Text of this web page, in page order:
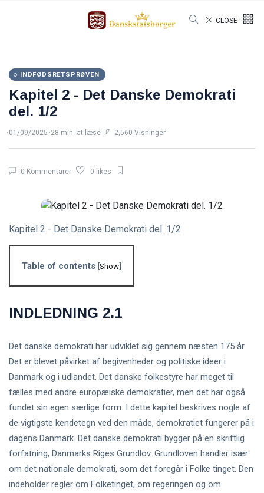
CLOSE
INDFØDSRETSPRØVEN
Kapitel 2 - Det Danske Demokrati
del. 1/2
01/09/2025 28 min. at læse 2,560 Visninger
0 Kommentarer 0 likes
Kapitel 2 - Det Danske Demokrati del. 1/2
Table of contents [Show]
INDLEDNING 2.1
Det danske demokrati har udviklet sig gennem næsten 175 år.
Det er blevet påvirket af begivenheder og politiske ideer i
Danmark og i udlandet. Det danske folkestyre har meget til
fælles med andre europæiske demokratier, men det har også
fundet sin egen særlige form. I dette kapitel beskrives nogle af
de vigtigste kendetegn ved den måde, demokratiet fungerer på i
dagens Danmark. Det danske demokrati bygger på en skriftlig
forfatning, Danmarks Riges Grundlov. Grundloven handler især
om det nationale demokrati, som det foregår i Folke tinget. Den
indeholder regler om Folketinget, om regeringen og om